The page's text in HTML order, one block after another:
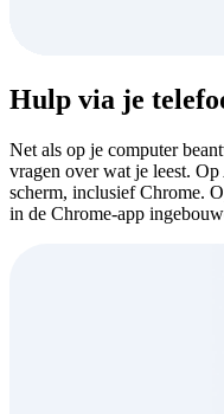
Hulp via je
Net als op je computer
vragen over wat je leest.
scherm, inclusief Chrome.
in de Chrome-app